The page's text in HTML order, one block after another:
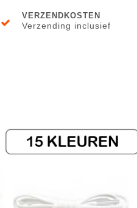
VERZENDKOSTEN
Verzending inclusief